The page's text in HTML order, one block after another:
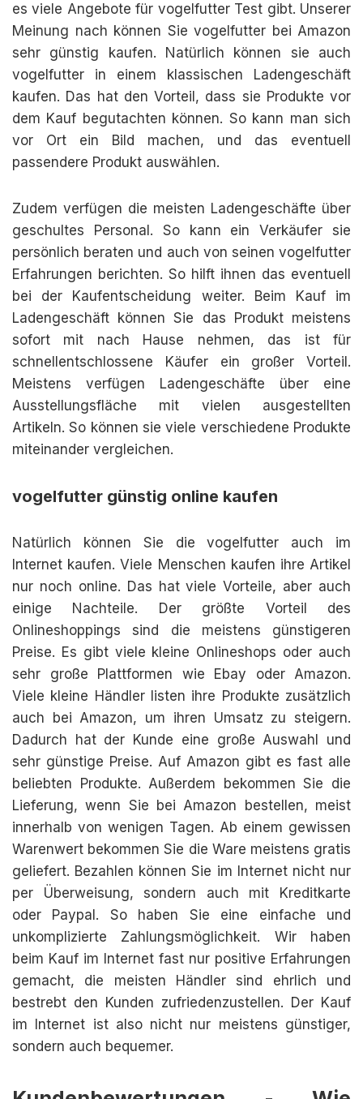
es viele Angebote für vogelfutter Test gibt. Unserer
Meinung nach können Sie vogelfutter bei Amazon
sehr günstig kaufen. Natürlich können sie auch
vogelfutter in einem klassischen Ladengeschäft
kaufen. Das hat den Vorteil, dass sie Produkte vor
dem Kauf begutachten können. So kann man sich
vor Ort ein Bild machen, und das eventuell
passendere Produkt auswählen.
Zudem verfügen die meisten Ladengeschäfte über
geschultes Personal. So kann ein Verkäufer sie
persönlich beraten und auch von seinen vogelfutter
Erfahrungen berichten. So hilft ihnen das eventuell
bei der Kaufentscheidung weiter. Beim Kauf im
Ladengeschäft können Sie das Produkt meistens
sofort mit nach Hause nehmen, das ist für
schnellentschlossene Käufer ein großer Vorteil.
Meistens verfügen Ladengeschäfte über eine
Ausstellungsfläche mit vielen ausgestellten
Artikeln. So können sie viele verschiedene Produkte
miteinander vergleichen.
vogelfutter günstig online kaufen
Natürlich können Sie die vogelfutter auch im
Internet kaufen. Viele Menschen kaufen ihre Artikel
nur noch online. Das hat viele Vorteile, aber auch
einige Nachteile. Der größte Vorteil des
Onlineshoppings sind die meistens günstigeren
Preise. Es gibt viele kleine Onlineshops oder auch
sehr große Plattformen wie Ebay oder Amazon.
Viele kleine Händler listen ihre Produkte zusätzlich
auch bei Amazon, um ihren Umsatz zu steigern.
Dadurch hat der Kunde eine große Auswahl und
sehr günstige Preise. Auf Amazon gibt es fast alle
beliebten Produkte. Außerdem bekommen Sie die
Lieferung, wenn Sie bei Amazon bestellen, meist
innerhalb von wenigen Tagen. Ab einem gewissen
Warenwert bekommen Sie die Ware meistens gratis
geliefert. Bezahlen können Sie im Internet nicht nur
per Überweisung, sondern auch mit Kreditkarte
oder Paypal. So haben Sie eine einfache und
unkomplizierte Zahlungsmöglichkeit. Wir haben
beim Kauf im Internet fast nur positive Erfahrungen
gemacht, die meisten Händler sind ehrlich und
bestrebt den Kunden zufriedenzustellen. Der Kauf
im Internet ist also nicht nur meistens günstiger,
sondern auch bequemer.